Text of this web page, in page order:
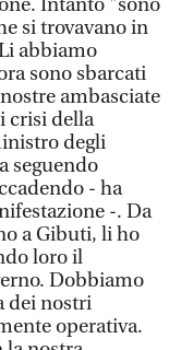
Intanto "sono
si trovavano in
abbiamo
sono sbarcati
ambasciate
crisi della
degli
seguendo
- ha
-. Da
a Gibuti, li ho
loro il
Dobbiamo
dei nostri
operativa.